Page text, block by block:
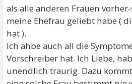
als alle anderen Frauen
meine Ehefrau geliebt habe (
hat ).
Ich ahbe auch all die
Vorschreiber hat. Ich Liebe,
unendlich traurig. Dazu